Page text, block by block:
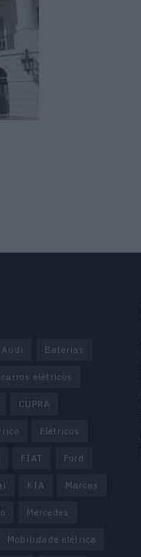
Audi Baterias
carros elétricos
CUPRA
Elétricos
FIAT Ford
KIA Marcas
Mercedes
Mobilidade elétrica